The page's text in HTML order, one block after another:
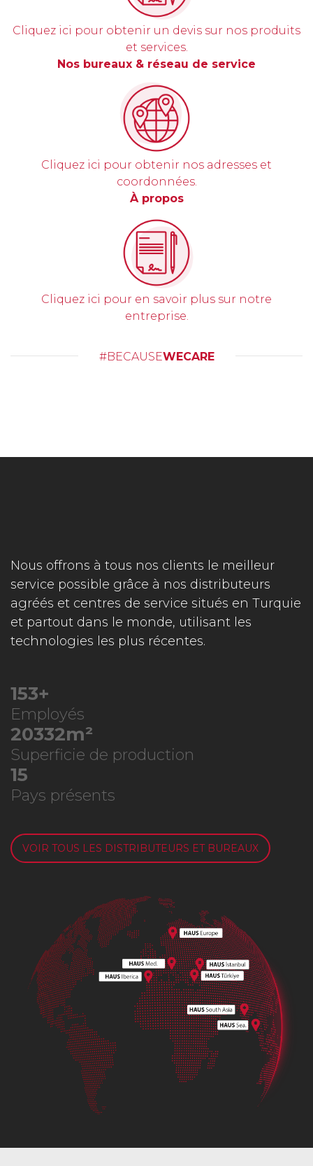
Cliquez ici pour obtenir un devis sur nos produits
et services.
Nos bureaux & réseau de service
Cliquez ici pour obtenir nos adresses et
coordonnées.
À propos
Cliquez ici pour en savoir plus sur notre
entreprise.
#BECAUSEWECARE
Nous offrons à tous nos clients le meilleur
service possible grâce à nos distributeurs
agréés et centres de service situés en Turquie
et partout dans le monde, utilisant les
technologies les plus récentes.
194+
Employés
25844m²
Superficie de production
19
Pays présents
VOIR TOUS LES DISTRIBUTEURS ET BUREAUX